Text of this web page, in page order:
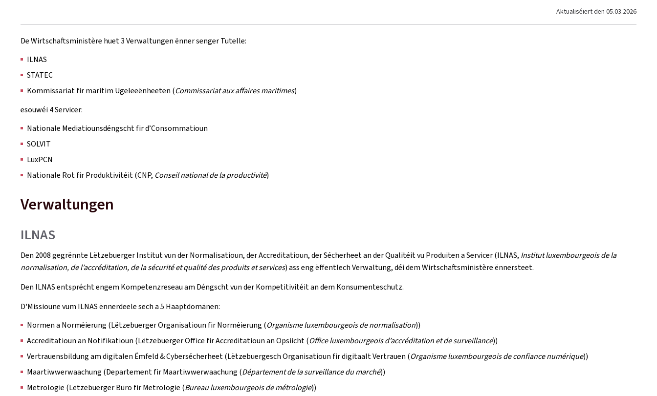
Aktualiséiert den 05.03.2026
De Wirtschaftsministère huet 3 Verwaltungen ënner senger Tutelle:
ILNAS
STATEC
Kommissariat fir maritim Ugeleeënheeten (Commissariat aux affaires maritimes)
esouwéi 4 Servicer:
Nationale Mediatiounsdéngscht fir d’Consommatioun
SOLVIT
LuxPCN
Nationale Rot fir Produktivitéit (CNP, Conseil national de la productivité)
Verwaltungen
ILNAS
Den 2008 gegrënnte Lëtzebuerger Institut vun der Normalisatioun, der Accreditatioun, der Sécherheet an der Qualitéit vu Produiten a Servicer (ILNAS, Institut luxembourgeois de la
normalisation, de l’accréditation, de la sécurité et qualité des produits et services) ass eng ëffentlech Verwaltung, déi dem Wirtschaftsministère ënnersteet.
Den ILNAS entsprécht engem Kompetenzreseau am Déngscht vun der Kompetitivitéit an dem Konsumenteschutz.
D'Missioune vum ILNAS ënnerdeele sech a 5 Haaptdomänen:
Normen a Norméierung (Lëtzebuerger Organisatioun fir Norméierung (Organisme luxembourgeois de normalisation))
Accreditatioun an Notifikatioun (Lëtzebuerger Office fir Accreditatioun an Opsiicht (Office luxembourgeois d’accréditation et de surveillance))
Vertrauensbildung am digitalen Ëmfeld & Cybersécherheet (Lëtzebuergesch Organisatioun fir digitaalt Vertrauen (Organisme luxembourgeois de confiance numérique))
Maartiwwerwaachung (Departement fir Maartiwwerwaachung (Département de la surveillance du marché))
Metrologie (Lëtzebuerger Büro fir Metrologie (Bureau luxembourgeois de métrologie))